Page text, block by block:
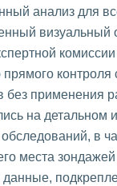
анализ для
без применения
на детальном
в
места